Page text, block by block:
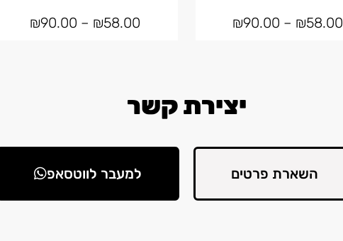
₪58.00
–
₪90.00
₪58.00
–
₪90.00
יצירת קשר
השארת פרטים למעבר לווטסאפ